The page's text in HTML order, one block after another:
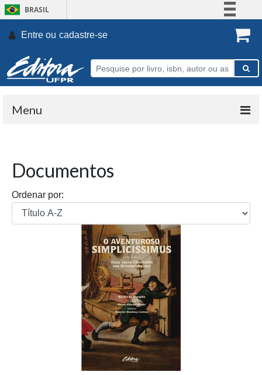
BRASIL
Participe
Entre ou cadastre-se.
Menu
Documentos
Ordenar por: